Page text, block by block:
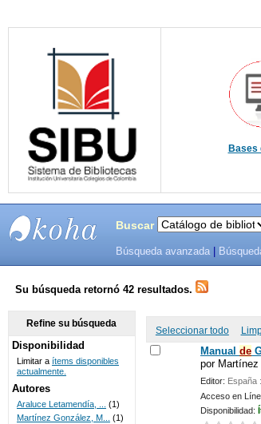
Bases
SISTEMAS
DE
BIBLIOTECAS
UNICOC
Buscar
Búsqueda avanzada
Su búsqueda retornó 42 resultados.
Seleccionar todo
Manual de
por Martínez
Editor: España :
Acceso en
Disponibilidad:
Refine su búsqueda
Disponibilidad
Limitar a ítems disponibles
actualmente.
Autores
Araluce Letamendía, ...
(1)
Martínez González, M... (1)